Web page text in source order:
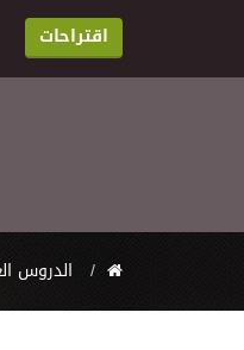
اقتراحات
اﻟﺪﺭﻭﺱ